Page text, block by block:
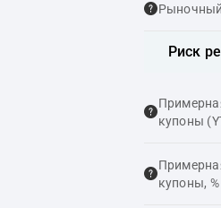
Риск
купоны
купоны, %